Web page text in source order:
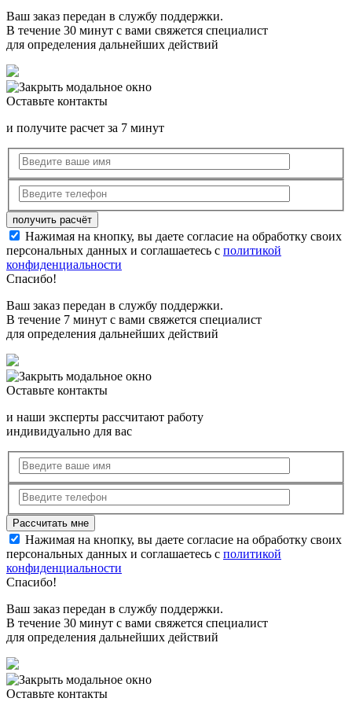
Ваш заказ передан в службу поддержки.
В течение 30 минут с вами свяжется специалист
для определения дальнейших действий
Оставьте контакты
и получите расчет за 7 минут
Нажимая на кнопку, вы даете согласие на обработку своих
персональных данных и соглашаетесь с политикой
конфиденциальности
Спасибо!
Ваш заказ передан в службу поддержки.
В течение 7 минут с вами свяжется специалист
для определения дальнейших действий
Оставьте контакты
и наши эксперты рассчитают работу
индивидуально для вас
Нажимая на кнопку, вы даете согласие на обработку своих
персональных данных и соглашаетесь с политикой
конфиденциальности
Спасибо!
Ваш заказ передан в службу поддержки.
В течение 30 минут с вами свяжется специалист
для определения дальнейших действий
Оставьте контакты